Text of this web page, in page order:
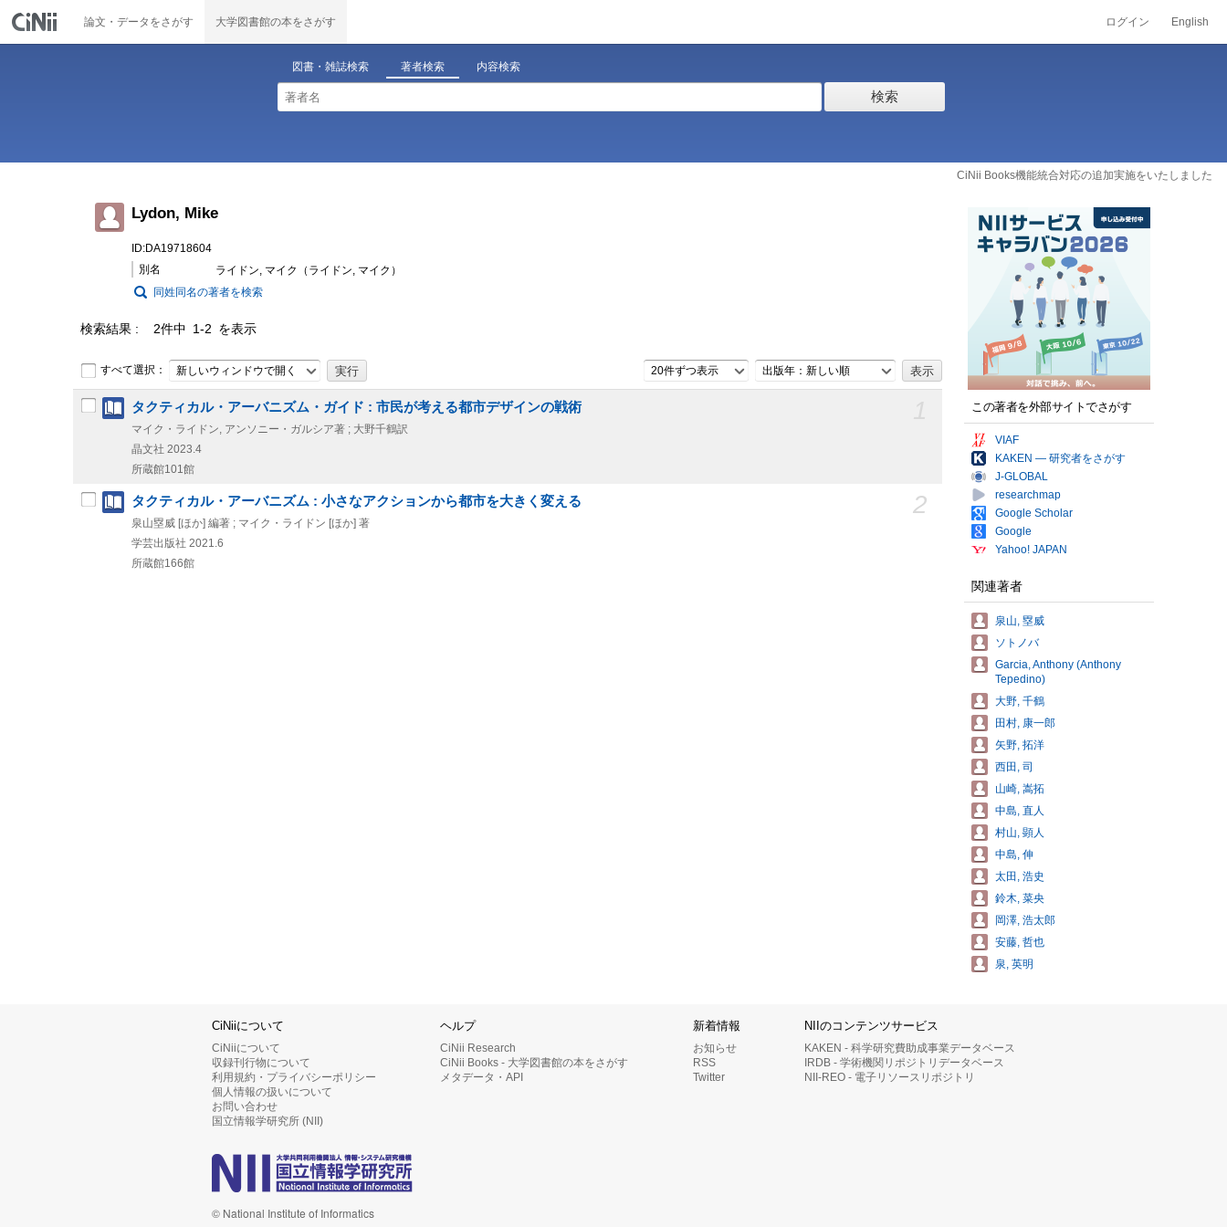
論文・データをさがす 大学図書館の本をさがす ログイン English
図書・雑誌検索 著者検索 内容検索
検索
CiNii Books機能統合対応の追加実施をいたしました
Lydon, Mike
ID:DA19718604
別名
ライドン, マイク（ライドン, マイク）
同姓同名の著者を検索
検索結果 2件中 1-2 を表示
すべて選択： 新しいウィンドウで開く 20件ずつ表示 出版年：新しい順
タクティカル・アーバニズム・ガイド : 市民が考える都市デザインの戦術
マイク・ライドン, アンソニー・ガルシア著 ; 大野千鶴訳
晶文社 2023.4
所蔵館101館
2
タクティカル・アーバニズム : 小さなアクションから都市を大きく変える
泉山塁威 [ほか] 編著 ; マイク・ライドン [ほか] 著
学芸出版社 2021.6
所蔵館166館
この著者を外部サイトでさがす
VIAF
KAKEN — 研究者をさがす
J-GLOBAL
researchmap
Google Scholar
Google
Yahoo! JAPAN
関連著者
泉山, 塁威
ソトノバ
Garcia, Anthony (Anthony
Tepedino)
大野, 千鶴
田村, 康一郎
矢野, 拓洋
西田, 司
山崎, 嵩拓
中島, 直人
村山, 顕人
中島, 伸
太田, 浩史
鈴木, 菜央
岡澤, 浩太郎
安藤, 哲也
泉, 英明
CiNiiについて
CiNiiについて
収録刊行物について
利用規約・プライバシーポリシー
個人情報の扱いについて
お問い合わせ
国立情報学研究所 (NII)
ヘルプ
CiNii Research
CiNii Books - 大学図書館の本をさがす
メタデータ・API
新着情報
お知らせ
RSS
Twitter
NIIのコンテンツサービス
KAKEN - 科学研究費助成事業データベース
IRDB - 学術機関リポジトリデータベース
NII-REO - 電子リソースリポジトリ
© National Institute of Informatics